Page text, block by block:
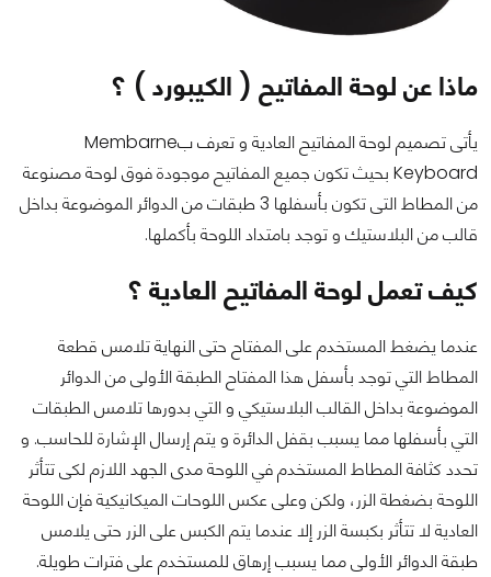
ماذا عن لوحة المفاتيح ( الكيبورد ) ؟
يأتى تصميم لوحة المفاتيح العادية و تعرف بMembarne
Keyboard بحيث تكون جميع المفاتيح موجودة فوق لوحة مصنوعة
من المطاط التى تكون بأسفلها 3 طبقات من الدوائر الموضوعة بداخل
قالب من البلاستيك و توجد بامتداد اللوحة بأكملها.
كيف تعمل لوحة المفاتيح العادية ؟
عندما يضغط المستخدم على المفتاح حتى النهاية تلامس قطعة
المطاط التي توجد بأسفل هذا المفتاح الطبقة الأولى من الدوائر
الموضوعة بداخل القالب البلاستيكي و التي بدورها تلامس الطبقات
التي بأسفلها مما يسبب بقفل الدائرة و يتم إرسال الإشارة للحاسب. و
تحدد كثافة المطاط المستخدم في اللوحة مدى الجهد اللازم لكى تتأثر
اللوحة بضغطة الزر، ولكن وعلى عكس اللوحات الميكانيكية فإن اللوحة
العادية لا تتأثر بكبسة الزر إلا عندما يتم الكبس على الزر حتى يلامس
طبقة الدوائر الأولى مما يسبب إرهاق للمستخدم على فترات طويلة.